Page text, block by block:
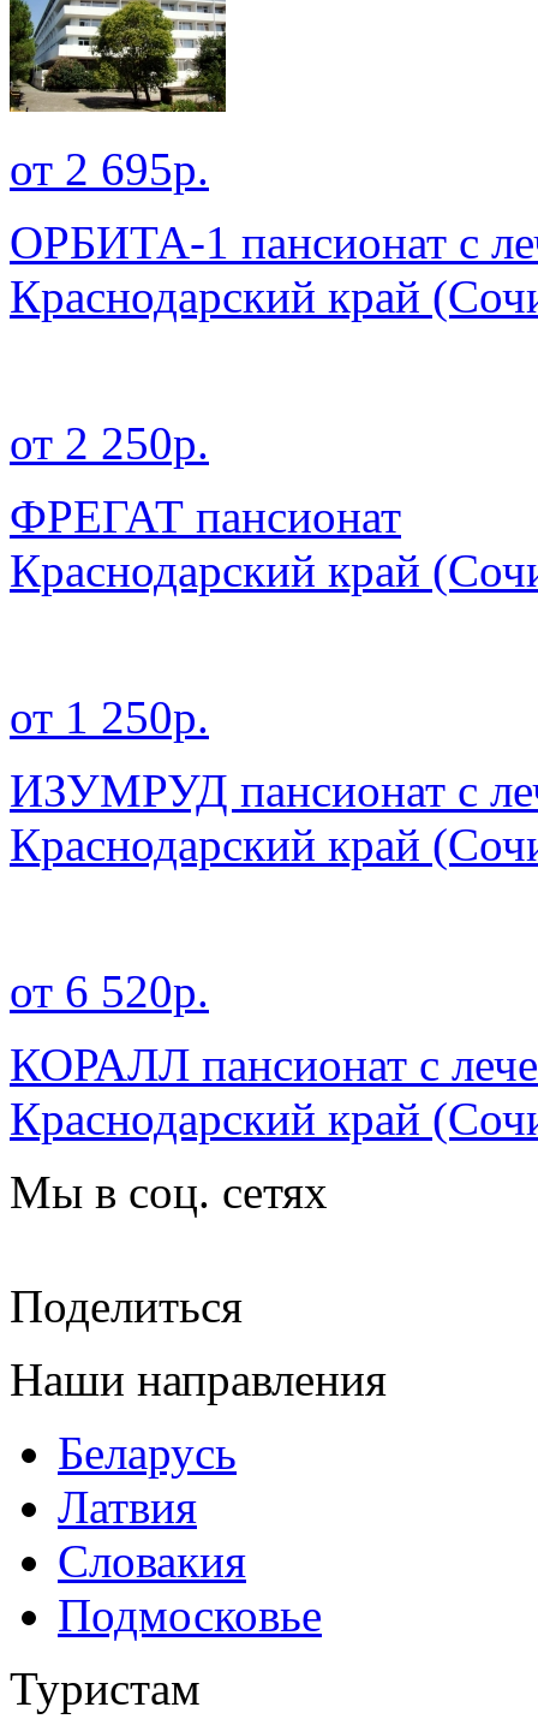
от 2 695р.
ОРБИТА-1 пансионат с
Краснодарский край
от 2 250р.
ФРЕГАТ пансионат
Краснодарский край
от 1 250р.
ИЗУМРУД пансионат с
Краснодарский край
от 6 520р.
КОРАЛЛ пансионат с
Краснодарский край
Мы в соц. сетях
Поделиться
Наши направления
Беларусь
Латвия
Словакия
Подмосковье
Туристам